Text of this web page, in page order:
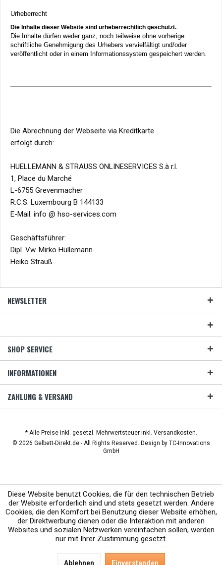
Urheberrecht
Die Inhalte dieser Website sind urheberrechtlich geschützt.
Die Inhalte dürfen weder ganz, noch teilweise ohne vorherige
schriftliche Genehmigung des Urhebers vervielfältigt und/oder
veröffentlicht oder in einem Informationssystem gespeichert werden.
Die Abrechnung der Webseite via Kreditkarte
erfolgt durch:
HUELLEMANN & STRAUSS ONLINESERVICES S.à r.l.
1, Place du Marché
L-6755 Grevenmacher
R.C.S. Luxembourg B 144133
E-Mail: info @ hso-services.com
Geschäftsführer:
Dipl. Vw. Mirko Hüllemann
Heiko Strauß
NEWSLETTER
SHOP SERVICE
INFORMATIONEN
ZAHLUNG & VERSAND
* Alle Preise inkl. gesetzl. Mehrwertsteuer inkl. Versandkosten.
© 2026 Gelbett-Direkt.de - All Rights Reserved. Design by TC-Innovations
GmbH
Diese Website benutzt Cookies, die für den technischen Betrieb
der Website erforderlich sind und stets gesetzt werden. Andere
Cookies, die den Komfort bei Benutzung dieser Website erhöhen,
der Direktwerbung dienen oder die Interaktion mit anderen
Websites und sozialen Netzwerken vereinfachen sollen, werden
nur mit Ihrer Zustimmung gesetzt.
Ablehnen Einverstanden